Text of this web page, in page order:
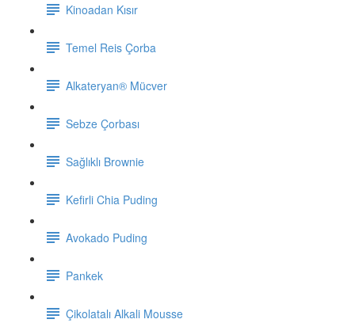
Kinoadan Kısır
Temel Reis Çorba
Alkateryan® Mücver
Sebze Çorbası
Sağlıklı Brownie
Kefirli Chia Puding
Avokado Puding
Pankek
Çikolatalı Alkali Mousse